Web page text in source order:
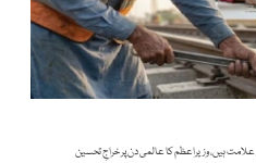
ہیں، وزیراعظم کا عالمی دن پر خراجِ تحسین